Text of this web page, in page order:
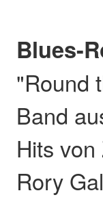
Blues-
"Round
Band
Hits
Rory